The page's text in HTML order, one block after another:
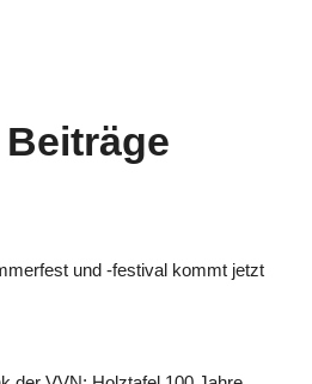
und -festival kommt jetzt